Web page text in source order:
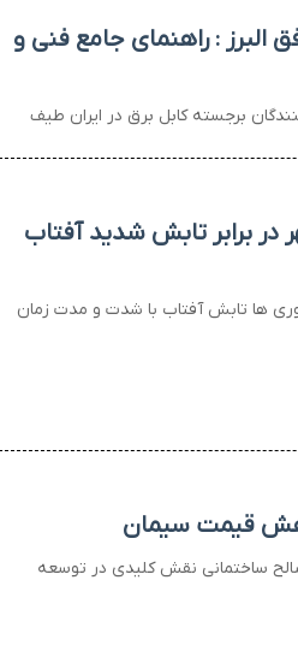
البرز : راهنمای جامع فنی و
برجسته کابل برق در ایران طیف
در برابر تابش شدید آفتاب
ها تابش آفتاب با شدت و مدت زمان
قیمت سیمان
ساختمانی نقش کلیدی در توسعه